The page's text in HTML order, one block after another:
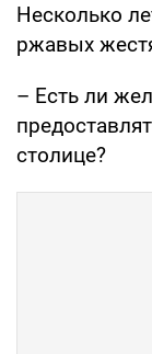
Несколько
ржавых
– Есть ли
столице?